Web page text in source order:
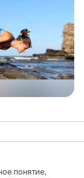
понятие,